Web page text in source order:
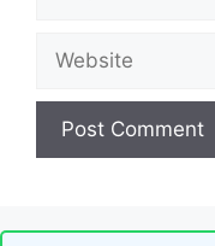
Website